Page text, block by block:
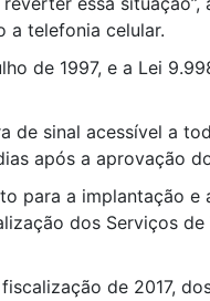
a telefonia celular.
de 1997, e a Lei
sinal acessível a
após a aprovação
para a implantação
dos Serviços
de 2017,